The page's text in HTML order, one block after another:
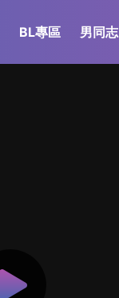
BL專區 男同志